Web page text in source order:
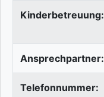
Kinderbetreuung:
Ansprechpartner:
Telefonnummer: